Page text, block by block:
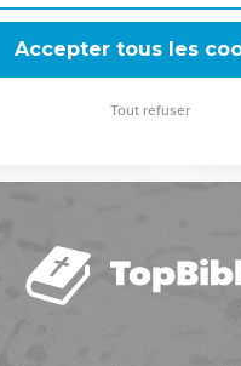
vos tremplins. Que vous
groupe ou une famille, leur
Accepter tous les
Tout refuser